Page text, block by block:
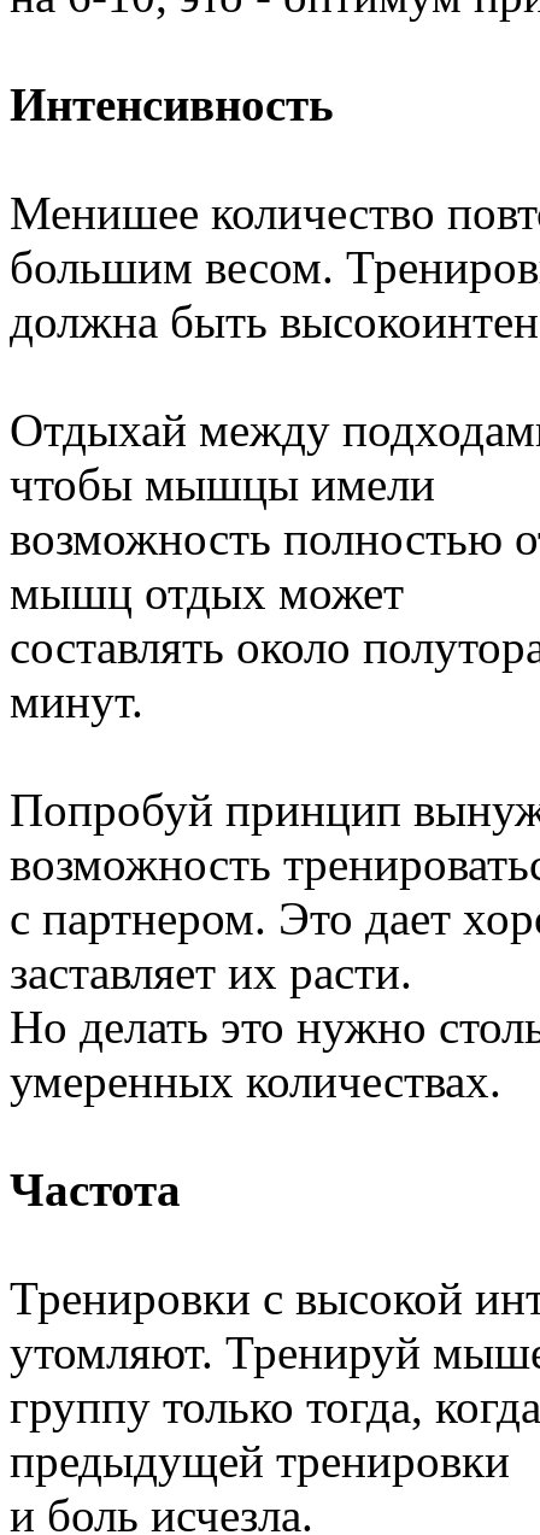
Интенсивность
Менишее количество
большим весом.
должна быть
Отдыхай между
чтобы мышцы имели
возможность полностью
мышц отдых может
составлять около
минут.
Попробуй принцип
возможность
с партнером. Это дает
заставляет их расти.
Но делать это нужно
умеренных количествах.
Частота
Тренировки с высокой
утомляют. Тренируй
группу только тогда,
предыдущей тренировки
и боль исчезла.